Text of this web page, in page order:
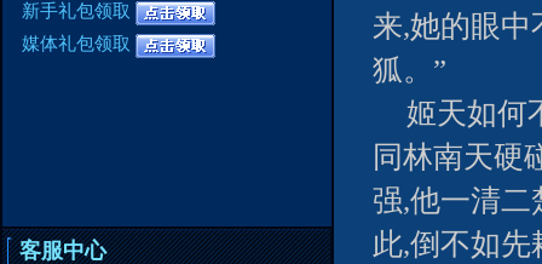
新手礼包领取
媒体礼包领取
客服中心
来,她的眼中
狐。”
姬天如何
同林南天硬
强,他一清二
此,倒不如